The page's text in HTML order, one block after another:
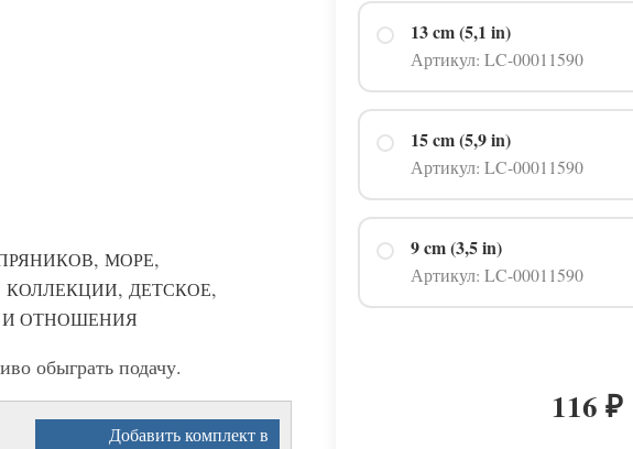
, МОРЕ,
КОЛЛЕКЦИИ, ДЕТСКОЕ,
И ОТНОШЕНИЯ
обыграть подачу.
Добавить комплект в
13 cm (5,1 in)
Артикул: LC-00011590
15 cm (5,9 in)
Артикул: LC-00011590
9 cm (3,5 in)
Артикул: LC-00011590
116 ₽